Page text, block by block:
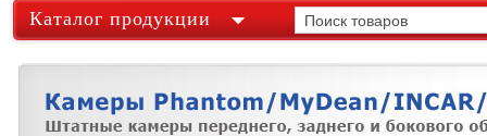
Каталог продукции